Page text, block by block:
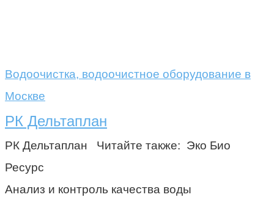
Водоочистка, водоочистное оборудование в
Москве
РК Дельтаплан
РК Дельтаплан Читайте также: Эко Био
Ресурс
Анализ и контроль качества воды